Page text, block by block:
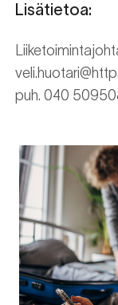
Lisätietoa:
puh. 040